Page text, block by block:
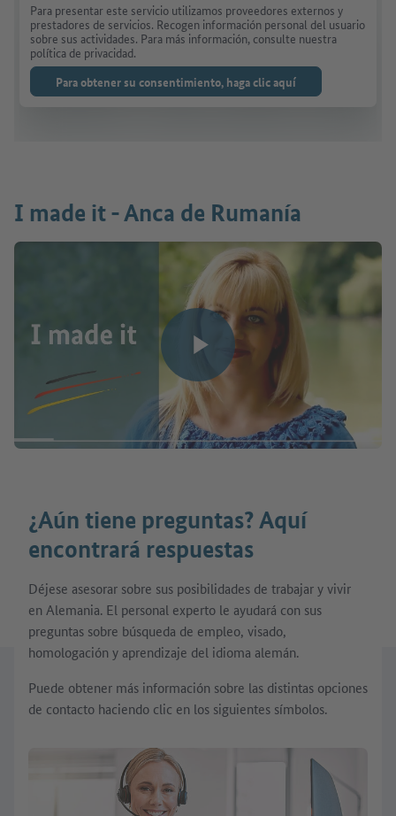
Para presentar este servicio utilizamos proveedores externos y
prestadores de servicios. Recogen información personal del usuario
sobre sus actividades. Para más información, consulte nuestra
política de privacidad.
Para obtener su consentimiento, haga clic aquí
Reproducir vídeo
I made it - Anca de Rumanía
¿Aún tiene preguntas? Aquí
encontrará respuestas
Déjese asesorar sobre sus posibilidades de trabajar y vivir
en Alemania. El personal experto le ayudará con sus
preguntas sobre búsqueda de empleo, visado,
homologación y aprendizaje del idioma alemán.
Puede obtener más información sobre las distintas opciones
de contacto haciendo clic en los siguientes símbolos.